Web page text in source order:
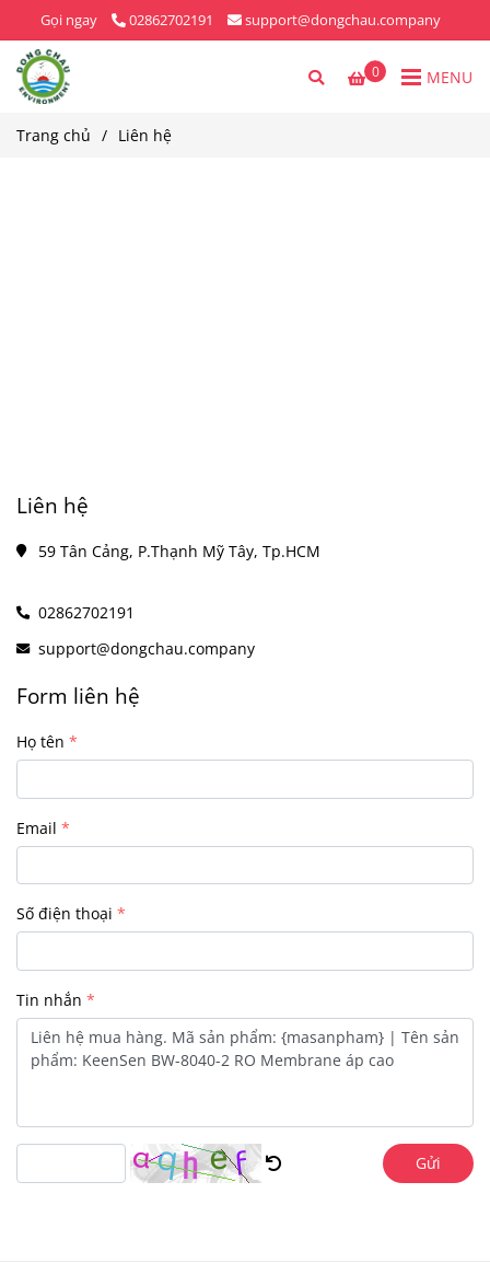
Gọi ngay 02862702191 support@dongchau.company
0 MENU
Trang chủ / Liên hệ
Liên hệ
59 Tân Cảng, P.Thạnh Mỹ Tây, Tp.HCM
02862702191
support@dongchau.company
Form liên hệ
Họ tên
Email
Số điện thoại
Tin nhắn
Gửi